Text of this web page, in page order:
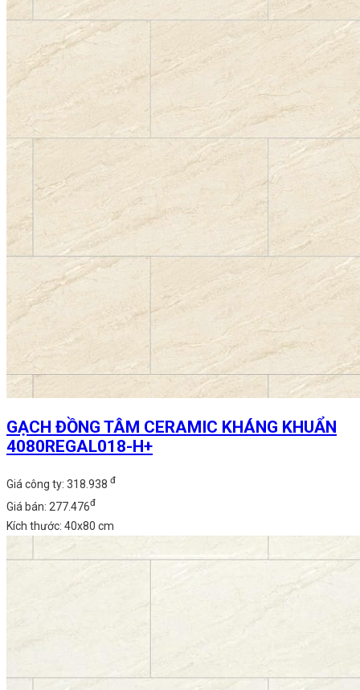
GẠCH ĐỒNG TÂM CERAMIC KHÁNG KHUẨN
4080REGAL018-H+
Giá công ty: 318.938 đ
Giá bán: 277.476đ
Kích thước: 40x80 cm